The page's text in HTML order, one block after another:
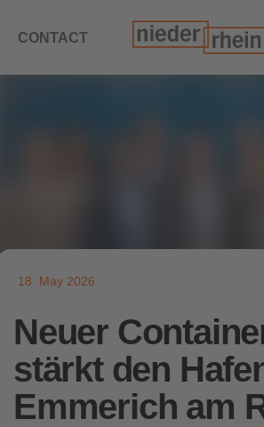
CONTACT
18. May 2026
Neuer
stärkt den
Emmerich am